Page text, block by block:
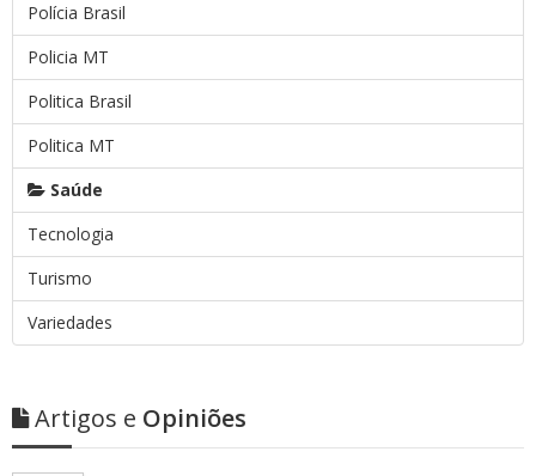
Polícia Brasil
Policia MT
Politica Brasil
Politica MT
Saúde
Tecnologia
Turismo
Variedades
Artigos e Opiniões